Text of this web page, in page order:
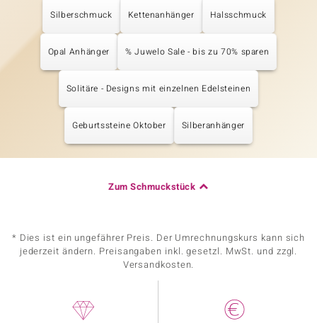
Silberschmuck Kettenanhänger Halsschmuck
Opal Anhänger % Juwelo Sale - bis zu 70% sparen
Solitäre - Designs mit einzelnen Edelsteinen
Geburtssteine Oktober Silberanhänger
Zum Schmuckstück
* Dies ist ein ungefährer Preis. Der Umrechnungskurs kann sich
jederzeit ändern. Preisangaben inkl. gesetzl. MwSt. und zzgl.
Versandkosten.